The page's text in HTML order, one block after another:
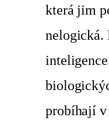
která jim
nelogická.
probíhají v